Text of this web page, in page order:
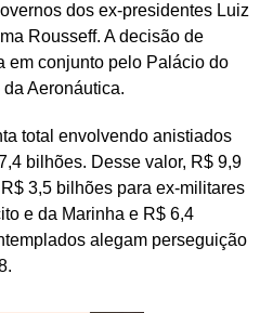
dos ex-presidentes Luiz
Rousseff. A decisão de
em conjunto pelo Palácio do
Aeronáutica.
total envolvendo anistiados
bilhões. Desse valor, R$ 9,9
3,5 bilhões para ex-militares
e da Marinha e R$ 6,4
alegam perseguição